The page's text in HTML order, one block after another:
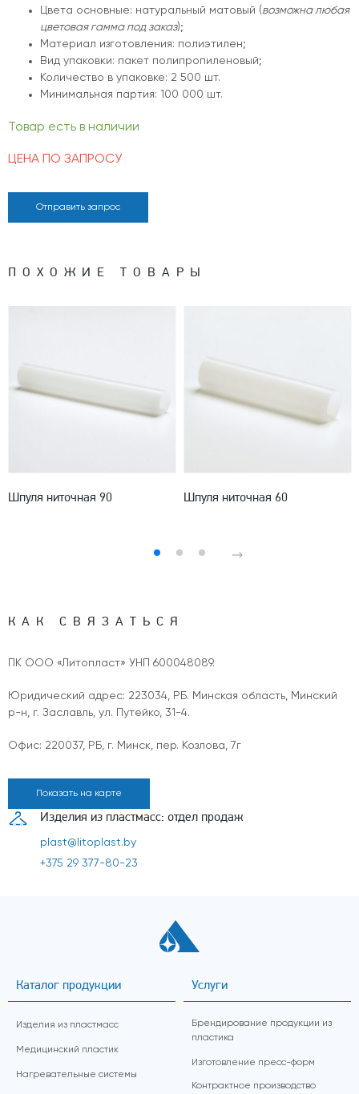
Цвета основные: натуральный матовый (возможна любая
цветовая гамма под заказ);
Материал изготовления: полиэтилен;
Вид упаковки: пакет полипропиленовый;
Количество в упаковке: 2 500 шт.
Минимальная партия: 100 000 шт.
Товар есть в наличии
ЦЕНА ПО ЗАПРОСУ
Отправить запрос
ПОХОЖИЕ ТОВАРЫ
Шпуля ниточная 90 Шпуля ниточная 60
КАК СВЯЗАТЬСЯ
ПК ООО «Литопласт» УНП 600048089.
Юридический адрес: 223034, РБ. Минская область, Минский
р-н, г. Заславль, ул. Путейко, 31-4.
Офис: 220037, РБ, г. Минск, пер. Козлова, 7г
Показать на карте
Изделия из пластмасс: отдел продаж
plast@litoplast.by
+375 29 377-80-23
Каталог продукции
Изделия из пластмасс
Медицинский пластик
Нагревательные системы
Услуги
Брендирование продукции из
пластика
Изготовление пресс-форм
Контрактное производство